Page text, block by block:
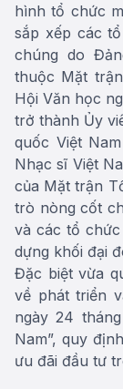
hình tổ chức
sắp xếp các
chúng do
thuộc Mặt
Hội Văn học
trở thành Ủy
quốc Việt
Nhạc sĩ Việt
của Mặt trận
trò nòng cốt
và các tổ
dựng khối đại
Đặc biệt vừa
về phát triển
ngày 24
Nam”, quy
ưu đãi đầu tư